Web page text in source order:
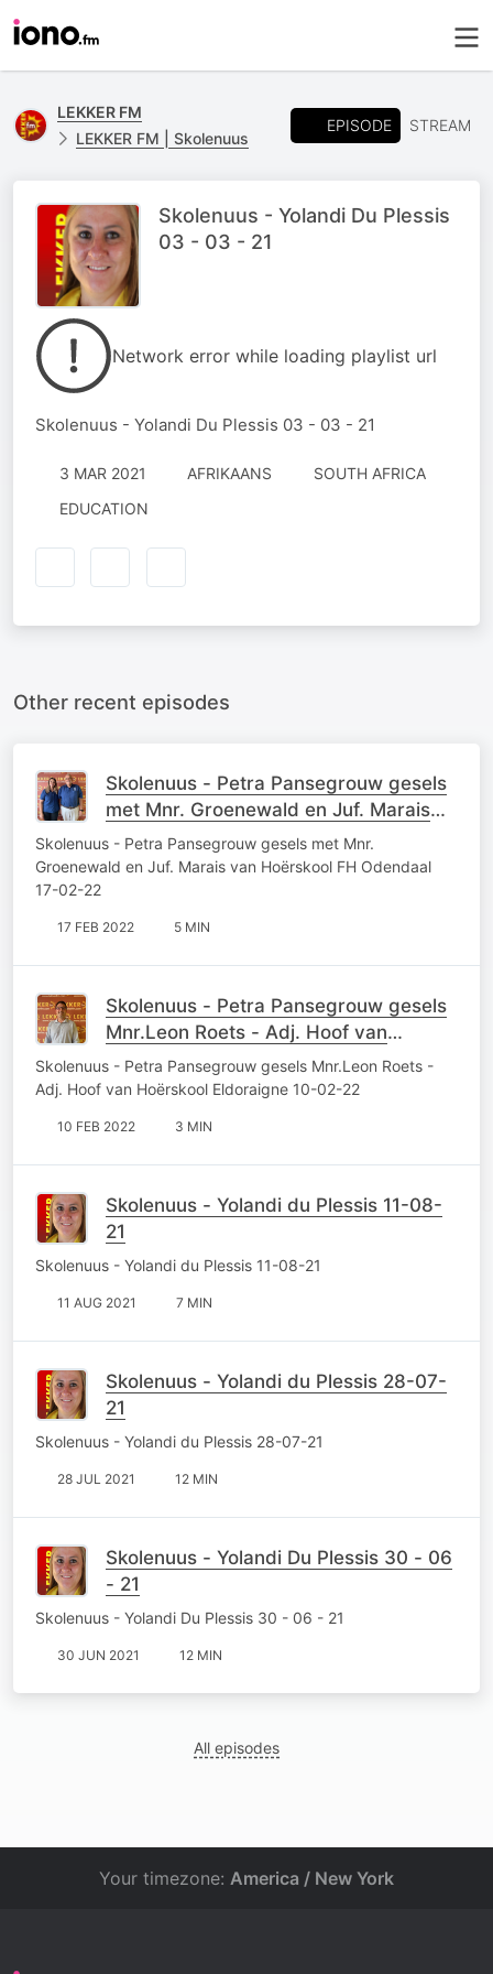
LEKKER FM
LEKKER FM | Skolenuus
EPISODE STREAM
Skolenuus - Yolandi Du Plessis
03 - 03 - 21
Network error while loading playlist url
Skolenuus - Yolandi Du Plessis 03 - 03 - 21
3 MAR 2021 AFRIKAANS
SOUTH AFRICA
EDUCATION
Other recent episodes
Skolenuus - Petra Pansegrouw gesels
met Mnr. Groenewald en Juf. Marais
van Hoërskool FH Odendaal 17-02-22
Skolenuus - Petra Pansegrouw gesels met Mnr.
Groenewald en Juf. Marais van Hoërskool FH Odendaal
17-02-22
17 FEB 2022 5 MIN
Skolenuus - Petra Pansegrouw gesels
Mnr.Leon Roets - Adj. Hoof van
Hoërskool Eldoraigne 10-02-22
Skolenuus - Petra Pansegrouw gesels Mnr.Leon Roets -
Adj. Hoof van Hoërskool Eldoraigne 10-02-22
10 FEB 2022 3 MIN
Skolenuus - Yolandi du Plessis 11-08-
21
Skolenuus - Yolandi du Plessis 11-08-21
11 AUG 2021 7 MIN
Skolenuus - Yolandi du Plessis 28-07-
21
Skolenuus - Yolandi du Plessis 28-07-21
28 JUL 2021 12 MIN
Skolenuus - Yolandi Du Plessis 30 - 06
- 21
Skolenuus - Yolandi Du Plessis 30 - 06 - 21
30 JUN 2021 12 MIN
All episodes
Your timezone: America / New York